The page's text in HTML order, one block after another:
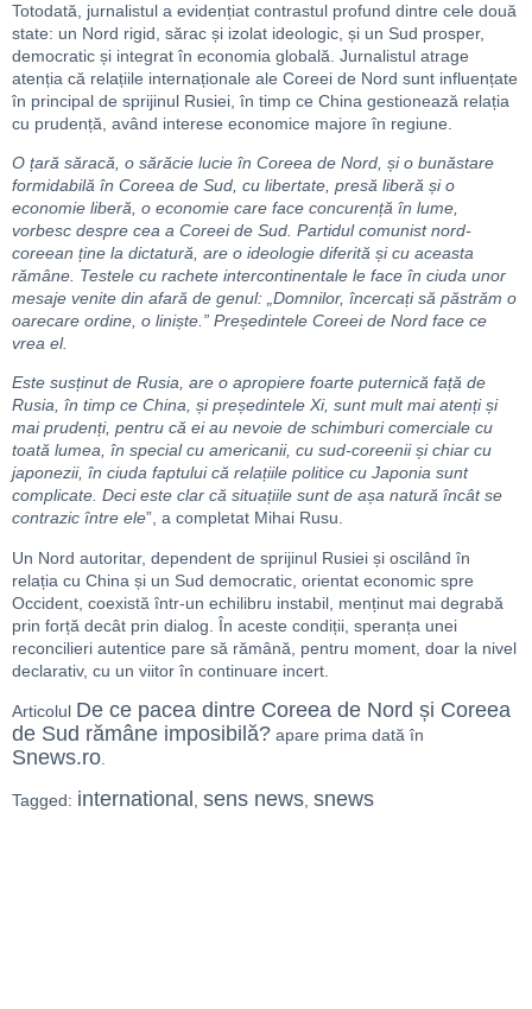
Totodată, jurnalistul a evidențiat contrastul profund dintre cele două
state: un Nord rigid, sărac și izolat ideologic, și un Sud prosper,
democratic și integrat în economia globală. Jurnalistul atrage
atenția că relațiile internaționale ale Coreei de Nord sunt influențate
în principal de sprijinul Rusiei, în timp ce China gestionează relația
cu prudență, având interese economice majore în regiune.
O țară săracă, o sărăcie lucie în Coreea de Nord, și o bunăstare
formidabilă în Coreea de Sud, cu libertate, presă liberă și o
economie liberă, o economie care face concurență în lume,
vorbesc despre cea a Coreei de Sud. Partidul comunist nord-
coreean ține la dictatură, are o ideologie diferită și cu aceasta
rămâne. Testele cu rachete intercontinentale le face în ciuda unor
mesaje venite din afară de genul: „Domnilor, încercați să păstrăm o
oarecare ordine, o liniște.” Președintele Coreei de Nord face ce
vrea el.
Este susținut de Rusia, are o apropiere foarte puternică față de
Rusia, în timp ce China, și președintele Xi, sunt mult mai atenți și
mai prudenți, pentru că ei au nevoie de schimburi comerciale cu
toată lumea, în special cu americanii, cu sud-coreenii și chiar cu
japonezii, în ciuda faptului că relațiile politice cu Japonia sunt
complicate. Deci este clar că situațiile sunt de așa natură încât se
contrazic între ele”, a completat Mihai Rusu.
Un Nord autoritar, dependent de sprijinul Rusiei și oscilând în
relația cu China și un Sud democratic, orientat economic spre
Occident, coexistă într-un echilibru instabil, menținut mai degrabă
prin forță decât prin dialog. În aceste condiții, speranța unei
reconcilieri autentice pare să rămână, pentru moment, doar la nivel
declarativ, cu un viitor în continuare incert.
Articolul De ce pacea dintre Coreea de Nord și Coreea
de Sud rămâne imposibilă? apare prima dată în
Snews.ro
Tagged: international sens news snews